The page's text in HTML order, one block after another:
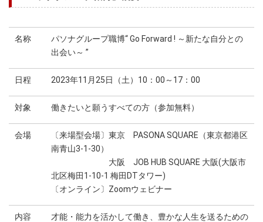
名称
パソナグループ職博“ Go Forward ! ～新たな自分との
出会い～ ”
日程 2023年11月25日（土）10：00～17：00
対象 働きたいと願うすべての方（参加無料）
会場
〔来場型会場〕東京 PASONA SQUARE（東京都港区
南青山3-1-30）
大阪 JOB HUB SQUARE 大阪(大阪市
北区梅田1-10-1 梅田DTタワー)
〔オンライン〕Zoomウェビナー
内容 才能・能力を活かして働き、豊かな人生を送るための